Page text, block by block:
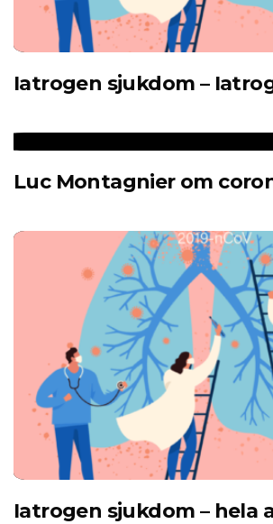
Iatrogen sjukdom –
Luc Montagnier om
Iatrogen sjukdom – hela